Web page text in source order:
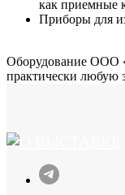
как приемные
Приборы для
Оборудование ООО
практически любую